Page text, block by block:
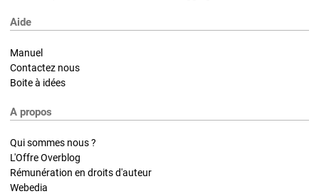
Aide
Manuel
Contactez nous
Boite à idées
A propos
Qui sommes nous ?
L'Offre Overblog
Rémunération en droits d'auteur
Webedia